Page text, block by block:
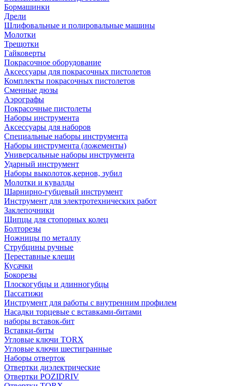
Бормашинки
Дрели
Шлифовальные и полировальные машины
Молотки
Трещотки
Гайковерты
Покрасочное оборудование
Аксессуары для покрасочных пистолетов
Комплекты покрасочных пистолетов
Сменные дюзы
Аэрографы
Покрасочные пистолеты
Наборы инструмента
Аксессуары для наборов
Специальные наборы инструмента
Наборы инструмента (ложементы)
Универсальные наборы инструмента
Ударный инструмент
Наборы выколоток,кернов, зубил
Молотки и кувалды
Шарнирно-губцевый инструмент
Инструмент для электротехнических работ
Заклепочники
Щипцы для стопорных колец
Болторезы
Ножницы по металлу
Струбцины ручные
Переставные клещи
Кусачки
Бокорезы
Плоскогубцы и длинногубцы
Пассатижи
Инструмент для работы с внутренним профилем
Насадки торцевые с вставками-битами
наборы вставок-бит
Вставки-биты
Угловые ключи TORX
Угловые ключи шестигранные
Наборы отверток
Отвертки диэлектрические
Отвертки POZIDRIV